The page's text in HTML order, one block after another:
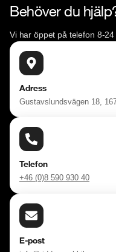
Behöver du
Vi har öppet på telefon 8-24
Adress
Gustavslundsvägen 18,
Telefon
+46 (0)8 590 930 40
E-post